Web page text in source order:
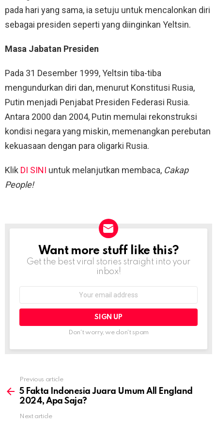
pada hari yang sama, ia setuju untuk mencalonkan diri
sebagai presiden seperti yang diinginkan Yeltsin.
Masa Jabatan Presiden
Pada 31 Desember 1999, Yeltsin tiba-tiba
mengundurkan diri dan, menurut Konstitusi Rusia,
Putin menjadi Penjabat Presiden Federasi Rusia.
Antara 2000 dan 2004, Putin memulai rekonstruksi
kondisi negara yang miskin, memenangkan perebutan
kekuasaan dengan para oligarki Rusia.
Klik DI SINI untuk melanjutkan membaca, Cakap
People!
NEWSLETTER
Want more stuff like this?
Get the best viral stories straight into your
inbox!
Don't worry, we don't spam
more
Previous article
5 Fakta Indonesia Juara Umum All England
2024, Apa Saja?
Next article